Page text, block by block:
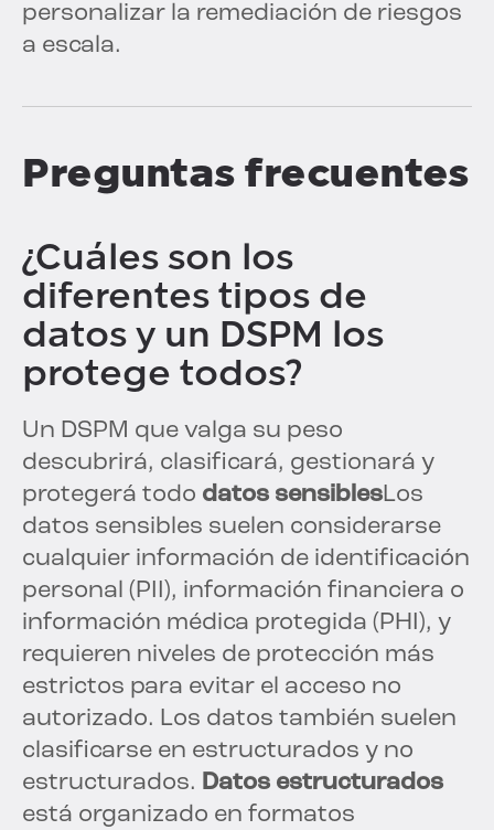
personalizar la remediación de riesgos
a escala.
Preguntas frecuentes
¿Cuáles son los
diferentes tipos de
datos y un DSPM los
protege todos?
Un DSPM que valga su peso
descubrirá, clasificará, gestionará y
protegerá todo datos sensiblesLos
datos sensibles suelen considerarse
cualquier información de identificación
personal (PII), información financiera o
información médica protegida (PHI), y
requieren niveles de protección más
estrictos para evitar el acceso no
autorizado. Los datos también suelen
clasificarse en estructurados y no
estructurados. Datos estructurados
está organizado en formatos